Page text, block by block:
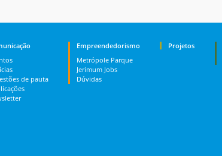
de pauta
Empreendedorismo
Metrópole Parque
Jerimum Jobs
Dúvidas
Projetos